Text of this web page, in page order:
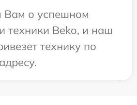
о успешном
техники Beko, и наш
технику по